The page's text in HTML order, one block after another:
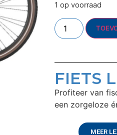
1 op voorraad
FIETS
Profiteer van
een zorgeloze
MEER